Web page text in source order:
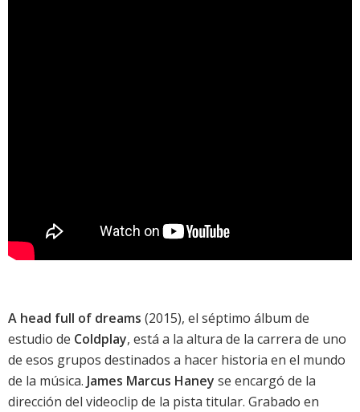
A head full of dreams (2015), el séptimo álbum de
estudio de Coldplay, está a la altura de la carrera de uno
de esos grupos destinados a hacer historia en el mundo
de la música. James Marcus Haney se encargó de la
dirección del videoclip de la pista titular. Grabado en